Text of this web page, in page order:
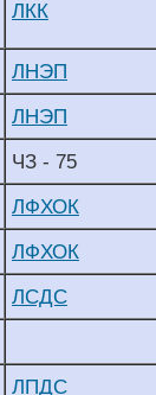
ЛКК
ЛНЭП
ЛНЭП
ЧЗ - 75
ЛФХОК
ЛФХОК
ЛСДС
ЛПДС